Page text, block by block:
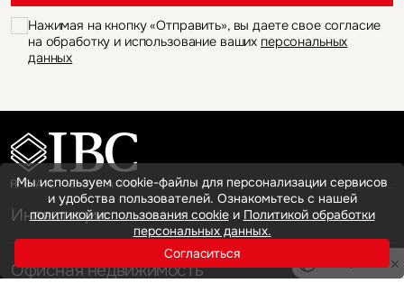
Нажимая на кнопку «Отправить», вы даете свое согласие
на обработку и использование ваших персональных
данных
Инвестиции
Офисная недвижимость
Мы используем cookie-файлы для персонализации сервисов
и удобства пользователей. Ознакомьтесь с нашей
политикой использования cookieи Политикой обработки
персональных данных.
Согласиться